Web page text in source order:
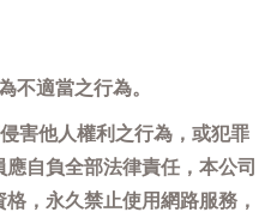
不適當之行為。
害他人權利之行為，或犯罪
自負全部法律責任，本公司
，永久禁止使用網路服務，